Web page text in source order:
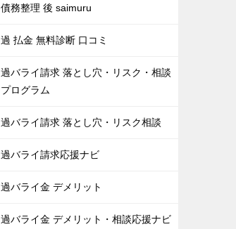
債務整理 後 saimuru
過 払金 無料診断 口コミ
過バライ請求 落とし穴・リスク・相談
プログラム
過バライ請求 落とし穴・リスク相談
過バライ請求応援ナビ
過バライ金 デメリット
過バライ金 デメリット・相談応援ナビ